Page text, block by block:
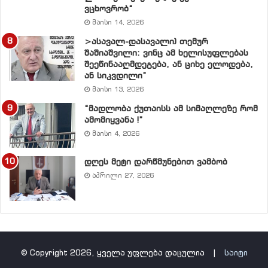
არც ცხოვრებაში – ის ასეთია და სხვაგვარად არ
უძველესი და კეთილშობილი რემდენიმე ქართული
გვარის შთამომავალი, თავად არის განსახიერება
კეთილშობილებისა, სუფთა დამოკიდებულებისა
ყველაფერი იმის მიმართ, რასაც ეხება, რაშიც
მონაწილეობას იღებს, რის ცხოვრებისეულ უღელსაც
ეწევა.
ყოველივე აღნიშნულის დაწერა განაპირობა
ადამიანურმა ვალდებულებამ, რომელიც თავისი
კაცური ურთიერთობებით დაგვაკისრა ბატონმა დიმამ.
მაგრამ, გარდა ამისა არის კიდევ ერთი – მორალური
ვალდებულება, რომელიც განაპირობა კონკრეტულმა
წლის მაისში ,,საქართველოს ხალხთა ასამბლეის“
ვცხოვრობ“
მაისი 14, 2026
>ასავალ-დასავალი) თემურ
შაშიაშვილი: ვინც ამ ხელისუფლებას
შეეწინააღმდეგება, ან ციხე ელოდება,
ან სიკვდილი”
მაისი 13, 2026
“მადლობა ქუთაისს ამ სიმაღლეზე რომ
ამომიყვანა !”
მაისი 4, 2026
დღეს მეტი დარწმუნებით ვამბობ
აპრილი 27, 2026
© Copyright 2026, ყველა უფლება დაცულია | საიტი